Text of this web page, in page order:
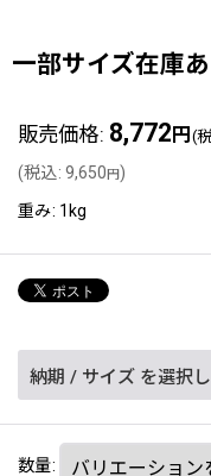
一部サイズ在庫
販売価格: 8,772 円 (
(税込: 9,650円)
重み: 1kg
納期 / サイズ を選択
数量: